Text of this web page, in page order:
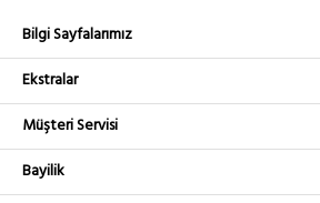
Bilgi Sayfalarımız
Ekstralar
Müşteri Servisi
Bayilik